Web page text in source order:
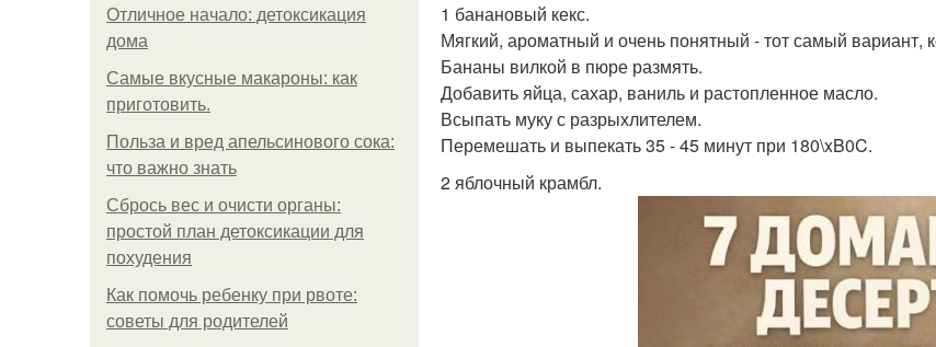
Отличное начало: детоксикация
дома
Самые вкусные макароны: как
приготовить.
Польза и вред апельсинового сока:
что важно знать
Сбрось вес и очисти органы:
простой план детоксикации для
похудения
Как помочь ребенку при рвоте:
советы для родителей
1 банановый кекс.
Мягкий, ароматный и очень понятный - тот самый вариант,
Бананы вилкой в пюре размять.
Добавить яйца, сахар, ваниль и растопленное масло.
Всыпать муку с разрыхлителем.
Перемешать и выпекать 35 - 45 минут при 180\xB0C.
2 яблочный крамбл.